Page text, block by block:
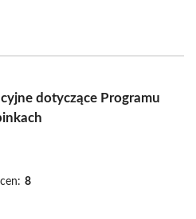
dotyczące Programu
8